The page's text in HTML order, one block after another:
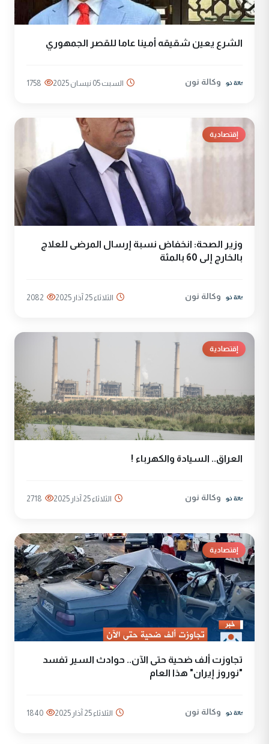
الشرع يعين شقيقه أمينا عاما للقصر الجمهوري
وكالة نون السبت 05 نيسان 2025 1758
إقتصادية
وزير الصحة: انخفاض نسبة إرسال المرضى للعلاج
بالخارج إلى 60 بالمئة
وكالة نون الثلاثاء 25 آذار 2025 2082
إقتصادية
العراق.. السيادة والكهرباء !
وكالة نون الثلاثاء 25 آذار 2025 2718
إقتصادية
تجاوزت ألف ضحية حتى الآن.. حوادث السير تفسد
"نوروز إيران" هذا العام
وكالة نون الثلاثاء 25 آذار 2025 1840